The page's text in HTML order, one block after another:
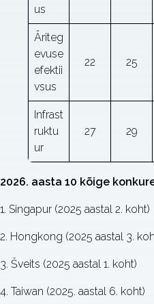
us
Äriteg
evuse
efektii
vsus
22 25
Infrast
ruktu
ur
27 29
2026. aasta 10 kõige
1. Singapur (2025 aastal 2. koht)
2. Hongkong (2025 aastal 3.
3. Šveits (2025 aastal 1. koht)
4. Taiwan (2025. aastal 6. koht)